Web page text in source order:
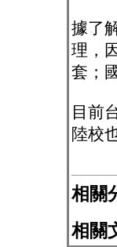
據了
理，
套；
目前
陸校
相關
相關